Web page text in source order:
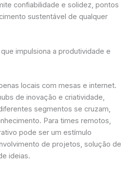
confiabilidade e solidez, pontos
sustentável de qualquer
impulsiona a produtividade e
locais com mesas e internet.
de inovação e criatividade,
segmentos se cruzam,
Para times remotos,
pode ser um estímulo
de projetos, solução de
ideias.